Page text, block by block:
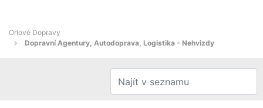
Orlové Dopravy
Dopravní Agentury, Autodoprava, Logistika - Nehvizdy